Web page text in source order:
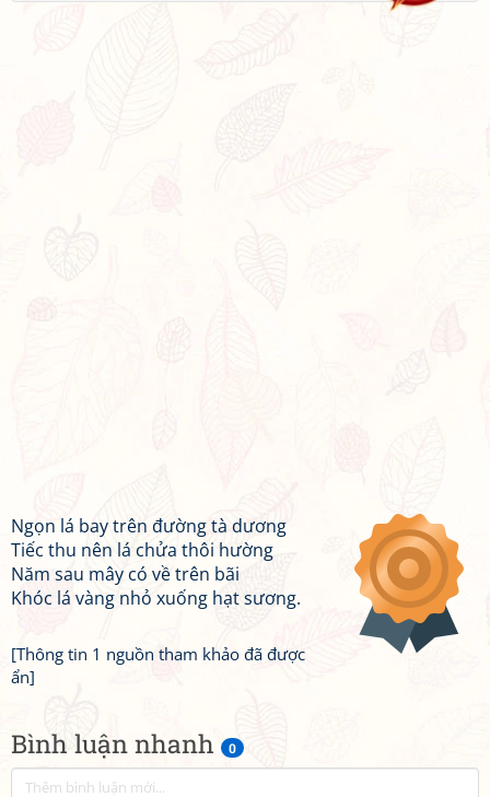
Bình luận nhanh 0
Ngọn lá bay trên đường tà dương
Tiếc thu nên lá chửa thôi hường
Năm sau mây có về trên bãi
Khóc lá vàng nhỏ xuống hạt sương.
[Thông tin 1 nguồn tham khảo đã được
ẩn]